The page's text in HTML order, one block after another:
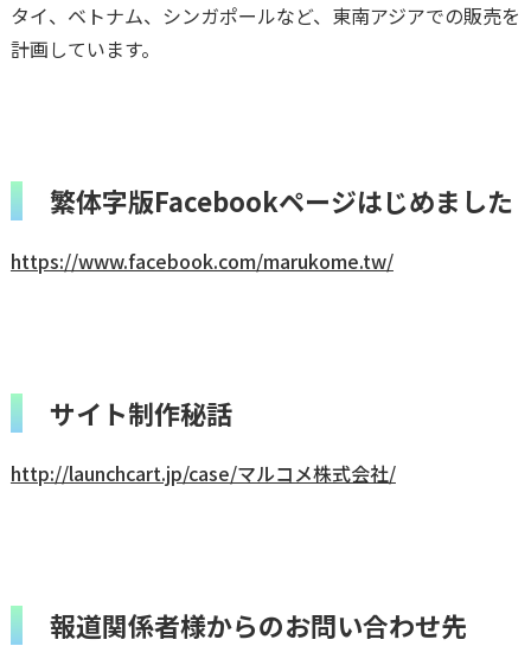
タイ、ベトナム、シンガポールなど、東南アジアでの販売を
計画しています。
繁体字版Facebookページはじめました
https://www.facebook.com/marukome.tw/
サイト制作秘話
http://launchcart.jp/case/マルコメ株式会社/
報道関係者様からのお問い合わせ先